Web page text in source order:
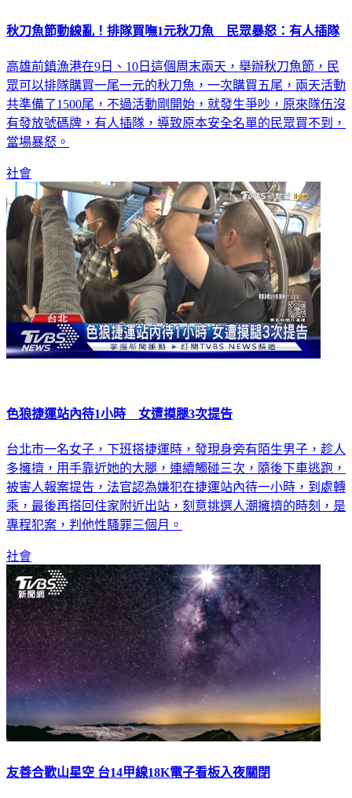
秋刀魚節動線亂！排隊買嘸1元秋刀魚 民眾暴怒：有人插隊
高雄前鎮漁港在9日、10日這個周末兩天，舉辦秋刀魚節，民
眾可以排隊購買一尾一元的秋刀魚，一次購買五尾，兩天活動
共準備了1500尾，不過活動剛開始，就發生爭吵，原來隊伍沒
有發放號碼牌，有人插隊，導致原本安全名單的民眾買不到，
當場暴怒。
社會
色狼捷運站內待1小時 女遭摸腿3次提告
台北市一名女子，下班搭捷運時，發現身旁有陌生男子，趁人
多擁擠，用手靠近她的大腿，連續觸碰三次，隨後下車逃跑，
被害人報案提告，法官認為嫌犯在捷運站內待一小時，到處轉
乘，最後再搭回住家附近出站，刻意挑選人潮擁擠的時刻，是
專程犯案，判他性騷罪三個月。
社會
友善合歡山星空 台14甲線18K電子看板入夜關閉